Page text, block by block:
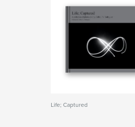
Life; Captured